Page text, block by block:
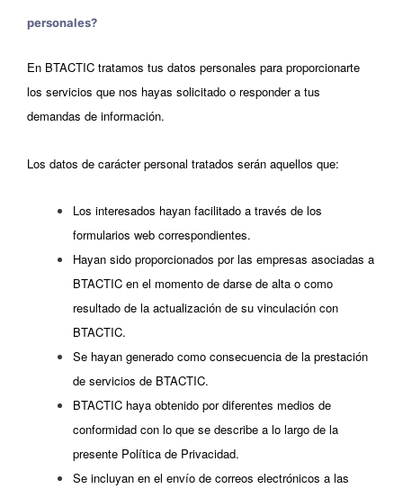
personales?
En BTACTIC tratamos tus datos personales para proporcionarte
los servicios que nos hayas solicitado o responder a tus
demandas de información.
Los datos de carácter personal tratados serán aquellos que:
Los interesados hayan facilitado a través de los
formularios web correspondientes.
Hayan sido proporcionados por las empresas asociadas a
BTACTIC en el momento de darse de alta o como
resultado de la actualización de su vinculación con
BTACTIC.
Se hayan generado como consecuencia de la prestación
de servicios de BTACTIC.
BTACTIC haya obtenido por diferentes medios de
conformidad con lo que se describe a lo largo de la
presente Política de Privacidad.
Se incluyan en el envío de correos electrónicos a las